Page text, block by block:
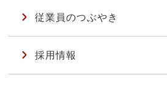
従業員のつぶやき
採用情報